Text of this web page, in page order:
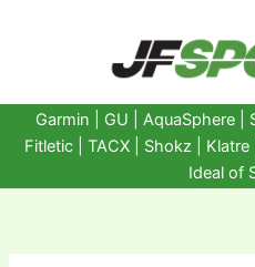
Garmin GU AquaSphere|
Fitletic
TACX Shokz Klatre
Ideal of